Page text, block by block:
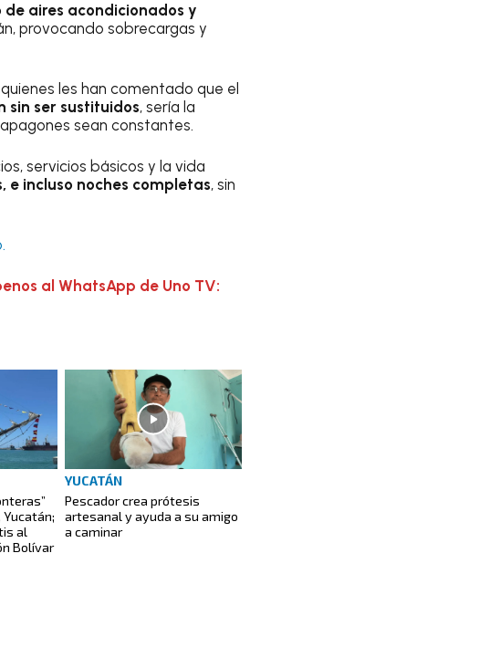
aires acondicionados y
provocando sobrecargas y
les han comentado que el
sin ser sustituidos, sería la
sean constantes.
servicios básicos y la vida
e incluso noches completas, sin
al WhatsApp de Uno TV:
al
Bolívar
YUCATÁN
Pescador crea prótesis
artesanal y ayuda a su amigo
a caminar